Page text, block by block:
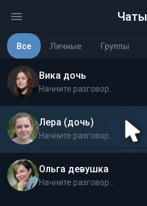
Чаты
Все Личные Группы
Вика дочь
Начните разговор...
Лера (дочь)
Начните разговор...
Ольга девушка
Начните разговор...